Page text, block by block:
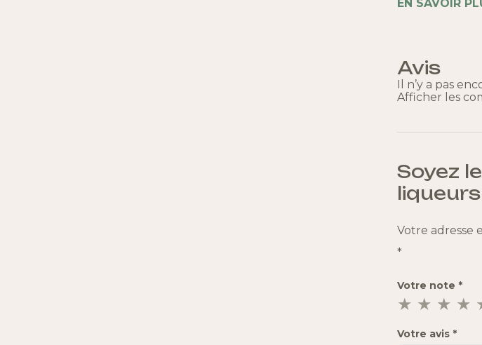
EN SAVOIR
Avis
Il n’y a pas
Afficher les
Soyez
Votre adresse
*
Votre note *
Votre avis *